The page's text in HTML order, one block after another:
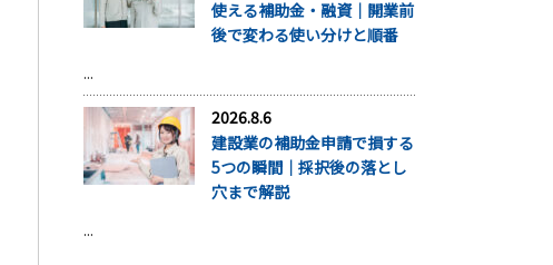
使える補助金・融資｜開業前
後で変わる使い分けと順番
...
2026.8.6
建設業の補助金申請で損する
5つの瞬間｜採択後の落とし
穴まで解説
...